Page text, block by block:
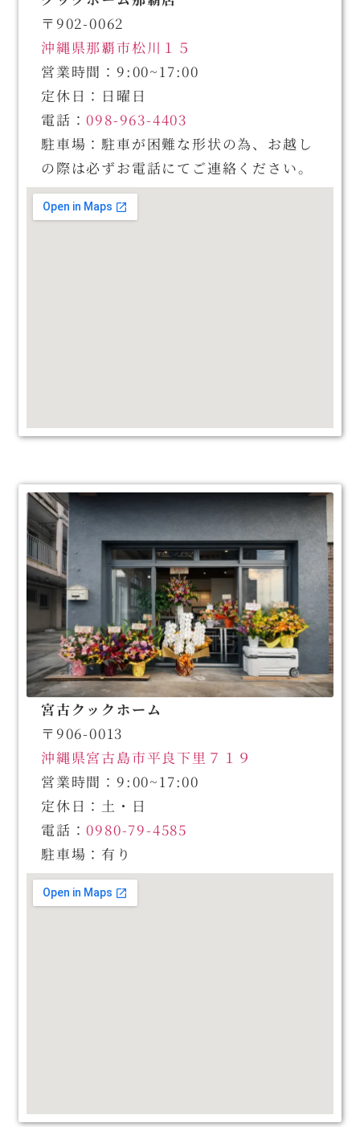
〒902-0062
沖縄県那覇市松川１５
営業時間：9:00~17:00
定休日：日曜日
電話：098-963-4403
駐車場：駐車が困難な形状の為、お越し
の際は必ずお電話にてご連絡ください。
宮古クックホーム
〒906-0013
沖縄県宮古島市平良下里７１９
営業時間：9:00~17:00
定休日：土・日
電話：0980-79-4585
駐車場：有り